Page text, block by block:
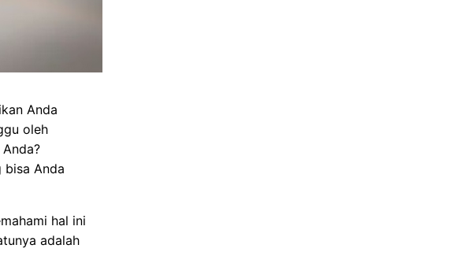
Anda
oleh
bisa Anda
hal ini
adalah